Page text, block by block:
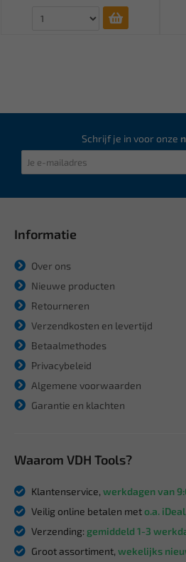
Schrijf je in voor onze
Informatie
Over ons
Nieuwe producten
Retourneren
Verzendkosten en levertijd
Betaalmethodes
Privacybeleid
Algemene voorwaarden
Garantie en klachten
Waarom VDH Tools?
Klantenservice, werkdagen van
Veilig online betalen meto.a.
Verzending: gemiddeld 1-3
Groot assortiment, wekelijks